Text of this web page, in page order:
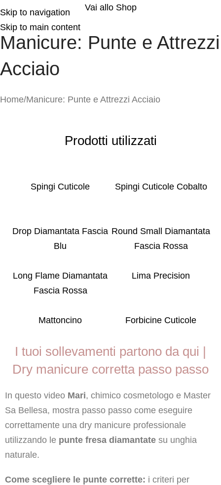
Skip to navigation
Skip to main content
Vai allo Shop
Manicure: Punte e Attrezzi
Acciaio
Home Manicure: Punte e Attrezzi Acciaio
Prodotti utilizzati
Spingi Cuticole Spingi Cuticole Cobalto
Drop Diamantata Fascia
Blu
Round Small Diamantata
Fascia Rossa
Long Flame Diamantata
Fascia Rossa
Lima Precision
Mattoncino Forbicine Cuticole
I tuoi sollevamenti partono da qui |
Dry manicure corretta passo passo
In questo video Mari, chimico cosmetologo e Master
Sa Bellesa, mostra passo passo come eseguire
correttamente una dry manicure professionale
utilizzando le punte fresa diamantate su unghia
naturale.
Come scegliere le punte corrette: i criteri per